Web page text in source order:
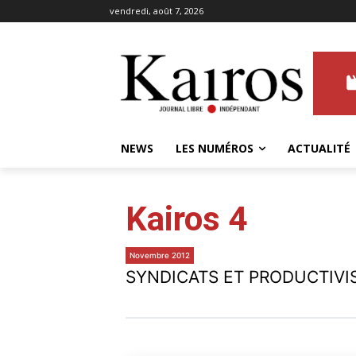
vendredi, août 7, 2026
NEWS LES NUMÉROS ACTUALITÉ
Kairos 4
Novembre 2012
SYNDICATS ET